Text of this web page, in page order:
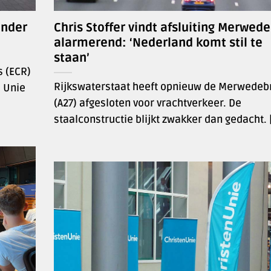
Unie
Chris Stoffer vindt afsluiting
alarmerend: ‘Nederland komt stil te
staan’
Rijkswaterstaat heeft opnieuw de
(A27) afgesloten voor vrachtverkeer. De
staalconstructie blijkt zwakker dan gedacht.